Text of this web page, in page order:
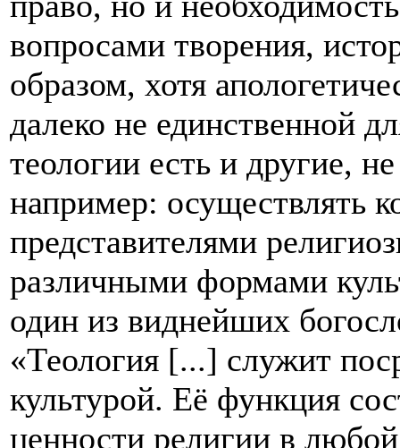
вопросами творения,
образом, хотя
далеко не единственной
теологии есть и другие,
например: осуществлять
представителями
различными формами
один из виднейших
«Теология [...] служит
культурой. Её функция
ценности религии в